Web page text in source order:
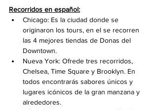
Recorridos en español:
Chicago: Es la ciudad donde se
originaron los tours, en el se recorren
las 4 mejores tiendas de Donas del
Downtown.
Nueva York: Ofrede tres recorridos,
Chelsea, Time Square y Brooklyn. En
todos encontrarás sabores únicos y
lugares icónicos de la gran manzana y
alrededores.